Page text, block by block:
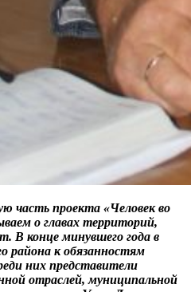
часть проекта «Человек во
о главах территорий,
В конце минувшего года в
района к обязанностям
них представители
отраслей, муниципальной